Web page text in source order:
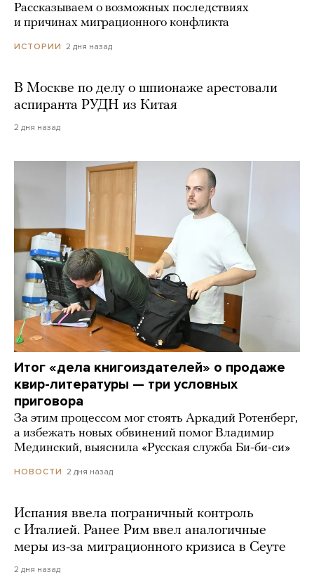
Рассказываем о возможных последствиях
и причинах миграционного конфликта
ИСТОРИИ 2 дня назад
В Москве по делу о шпионаже арестовали
аспиранта РУДН из Китая
2 дня назад
Итог «дела книгоиздателей» о продаже
квир-литературы — три условных
приговора
За этим процессом мог стоять Аркадий Ротенберг,
а избежать новых обвинений помог Владимир
Мединский, выяснила «Русская служба Би-би-си»
НОВОСТИ 2 дня назад
Испания ввела пограничный контроль
с Италией. Ранее Рим ввел аналогичные
меры из-за миграционного кризиса в Сеуте
2 дня назад